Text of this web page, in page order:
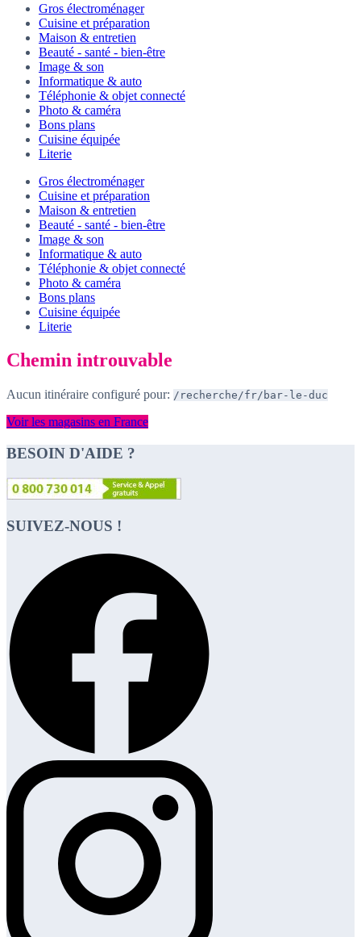
Gros électroménager
Cuisine et préparation
Maison & entretien
Beauté - santé - bien-être
Image & son
Informatique & auto
Téléphonie & objet connecté
Photo & caméra
Bons plans
Cuisine équipée
Literie
Gros électroménager
Cuisine et préparation
Maison & entretien
Beauté - santé - bien-être
Image & son
Informatique & auto
Téléphonie & objet connecté
Photo & caméra
Bons plans
Cuisine équipée
Literie
Chemin introuvable
Aucun itinéraire configuré pour: /recherche/fr/bar-le-duc
Voir les magasins en France
BESOIN D'AIDE ?
SUIVEZ-NOUS !